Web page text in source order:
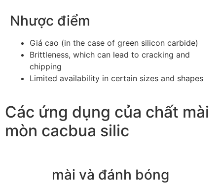
Nhược điểm
Giá cao (in the case of green silicon carbide)
Brittleness, which can lead to cracking and
chipping
Limited availability in certain sizes and shapes
Các ứng dụng của chất mài
mòn cacbua silic
mài và đánh bóng